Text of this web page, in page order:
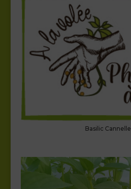
Basilic Cannelle